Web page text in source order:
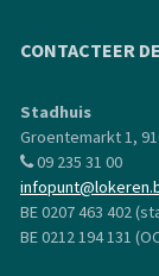
CONTACTEER
Stadhuis
Groentemarkt 1,
09 235 31 00
BE 0207 463 402
BE 0212 194 131